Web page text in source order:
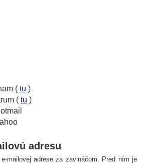
( tu )
( tu )
adresu
mailovej adrese za zavináčom. Pred ním je